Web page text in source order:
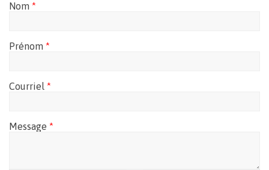
Nom *
Prénom *
Courriel *
Message *